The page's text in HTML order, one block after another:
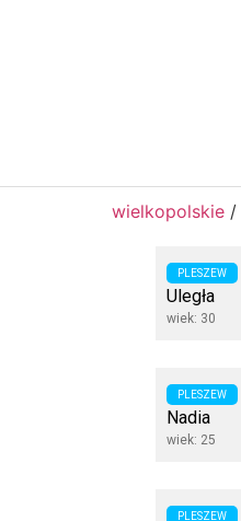
wielkopolskie /
PLESZEW
Uległa
wiek: 30
PLESZEW
Nadia
wiek: 25
PLESZEW